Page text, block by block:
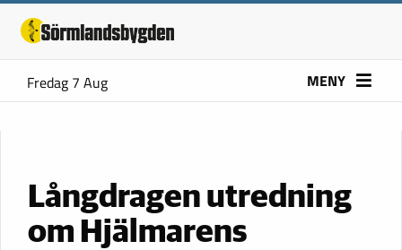
Fredag 7 Aug MENY
Långdragen utredning
om Hjälmarens